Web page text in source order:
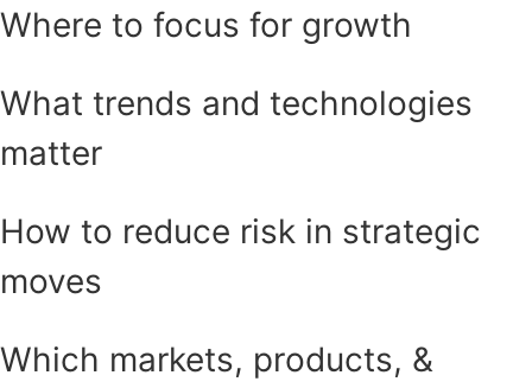
Where to focus for growth
What trends and technologies
matter
How to reduce risk in strategic
moves
Which markets, products, &